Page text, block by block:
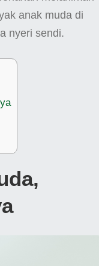
anak muda di
nyeri sendi.